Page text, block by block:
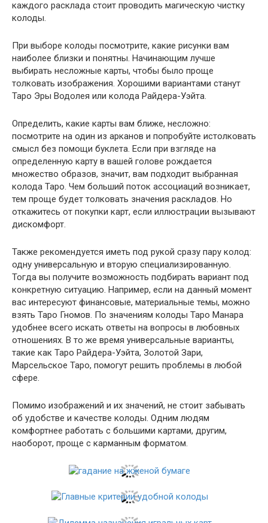
каждого расклада стоит проводить магическую чистку
колоды.
При выборе колоды посмотрите, какие рисунки вам
наиболее близки и понятны. Начинающим лучше
выбирать несложные карты, чтобы было проще
толковать изображения. Хорошими вариантами станут
Таро Эры Водолея или колода Райдера-Уэйта.
Определить, какие карты вам ближе, несложно:
посмотрите на один из арканов и попробуйте истолковать
смысл без помощи буклета. Если при взгляде на
определенную карту в вашей голове рождается
множество образов, значит, вам подходит выбранная
колода Таро. Чем больший поток ассоциаций возникает,
тем проще будет толковать значения раскладов. Но
откажитесь от покупки карт, если иллюстрации вызывают
дискомфорт.
Также рекомендуется иметь под рукой сразу пару колод:
одну универсальную и вторую специализированную.
Тогда вы получите возможность подбирать вариант под
конкретную ситуацию. Например, если на данный момент
вас интересуют финансовые, материальные темы, можно
взять Таро Гномов. По значениям колоды Таро Манара
удобнее всего искать ответы на вопросы в любовных
отношениях. В то же время универсальные варианты,
такие как Таро Райдера-Уэйта, Золотой Зари,
Марсельское Таро, помогут решить проблемы в любой
сфере.
Помимо изображений и их значений, не стоит забывать
об удобстве и качестве колоды. Одним людям
комфортнее работать с большими картами, другим,
наоборот, проще с карманным форматом.